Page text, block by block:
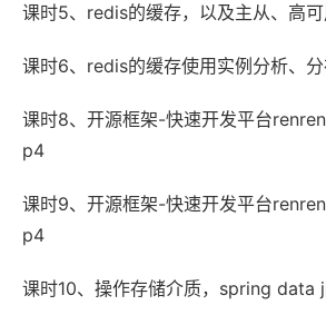
课时5、redis的缓存，以及主从、高
课时6、redis的缓存使用实例分析、
课时8、开源框架-快速开发平台
p4
课时9、开源框架-快速开发平台
p4
课时10、操作存储介质，spring data